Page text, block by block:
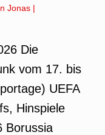
Jonas |
Die
vom 17. bis
UEFA
Hinspiele
Borussia